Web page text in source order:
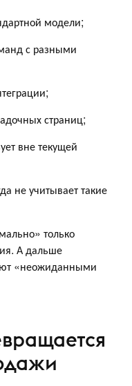
модели;
с разными
страниц;
вне текущей
не учитывает такие
только
А дальше
«неожиданными